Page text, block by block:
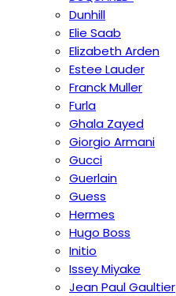
Dunhill
Elie Saab
Elizabeth Arden
Estee Lauder
Franck Muller
Furla
Ghala Zayed
Giorgio Armani
Gucci
Guerlain
Guess
Hermes
Hugo Boss
Initio
Issey Miyake
Jean Paul Gaultier